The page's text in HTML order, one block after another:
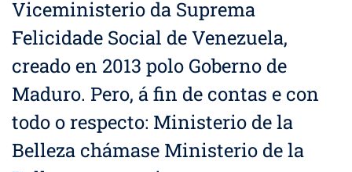
Viceministerio da Suprema
Felicidade Social de Venezuela,
creado en 2013 polo Goberno de
Maduro. Pero, á fin de contas e con
todo o respecto: Ministerio de la
Belleza chámase Ministerio de la